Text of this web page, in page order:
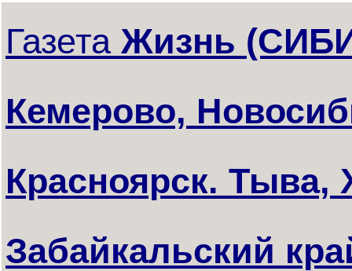
Газета Жизнь
Кемерово,
Красноярск. Тыва,
Забайкальский